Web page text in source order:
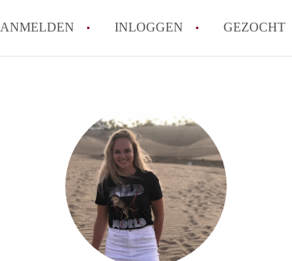
INLOGGEN GEZOCHT
Wat is de
Berekent
Is KamerNijmegen
in Nijmegen?
Alle veelgestelde vragen